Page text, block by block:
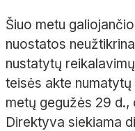
Šiuo metu
nuostatos
nustatytų
teisės akte
metų gegužės 29
Direktyva siekiama